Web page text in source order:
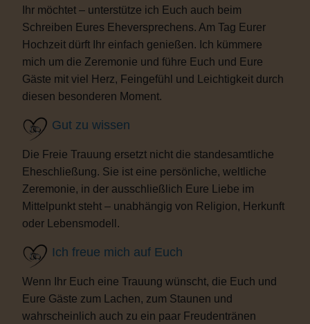
Ihr möchtet – unterstütze ich Euch auch beim
Schreiben Eures Eheversprechens. Am Tag Eurer
Hochzeit dürft Ihr einfach genießen. Ich kümmere
mich um die Zeremonie und führe Euch und Eure
Gäste mit viel Herz, Feingefühl und Leichtigkeit durch
diesen besonderen Moment.
Gut zu wissen
Die Freie Trauung ersetzt nicht die standesamtliche
Eheschließung. Sie ist eine persönliche, weltliche
Zeremonie, in der ausschließlich Eure Liebe im
Mittelpunkt steht – unabhängig von Religion, Herkunft
oder Lebensmodell.
Ich freue mich auf Euch
Wenn Ihr Euch eine Trauung wünscht, die Euch und
Eure Gäste zum Lachen, zum Staunen und
wahrscheinlich auch zu ein paar Freudentränen